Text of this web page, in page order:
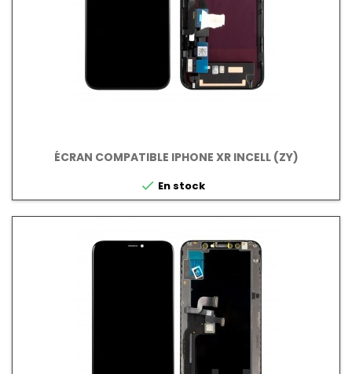
ÉCRAN COMPATIBLE IPHONE XR INCELL (ZY)
 En stock